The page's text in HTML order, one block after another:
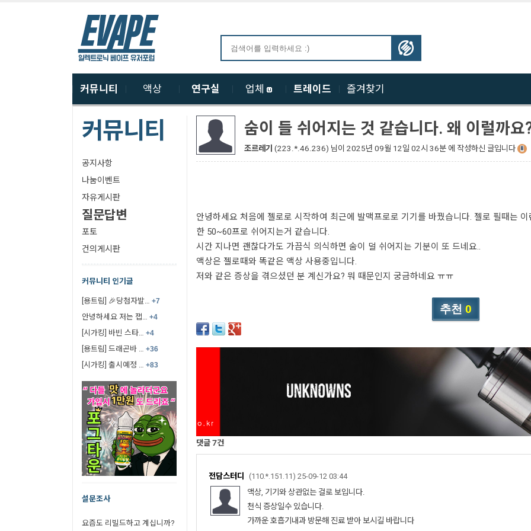
커뮤니티 액상 연구실 업체 트레이드 즐겨찾기
커뮤니티
공지사항
나눔이벤트
자유게시판
질문답변
포토
건의게시판
커뮤니티 인기글
[용트림] 🎉당첨자발… +7
안녕하세요 저는 잽… +4
[시가킹] 바빈 스타… +4
[용트림] 드래곤바 … +36
[시가킹] 출시예정 … +83
설문조사
요즘도 리빌드하고 계십니까?
숨이 들 쉬어지는 것 같습니다. 왜 이럴까요
조르레기 (223.*.46.236) 님이 2025년 09월 12일 02시 36분 에 작성하신 글입니다
안녕하세요 처음에 젤로로 시작하여 최근에 발맥프로로 기기를 바꿨습니다. 젤로 필때는
한 50~60프로 쉬어지는거 같습니다.
시간 지나면 괜찮다가도 가끔식 의식하면 숨이 덜 쉬어지는 기분이 또 드네요..
액상은 젤로때와 똑같은 액상 사용중입니다.
저와 같은 증상을 겪으셨던 분 계신가요? 뭐 때문인지 궁금하네요 ㅠㅠ
추천 0
댓글 7건
전담스터디 (110.*.151.11) 25-09-12 03:44
액상, 기기와 상관없는 걸로 보입니다.
천식 증상일수 있습니다.
가까운 호흡기내과 방문해 진료 받아 보시길 바랍니다